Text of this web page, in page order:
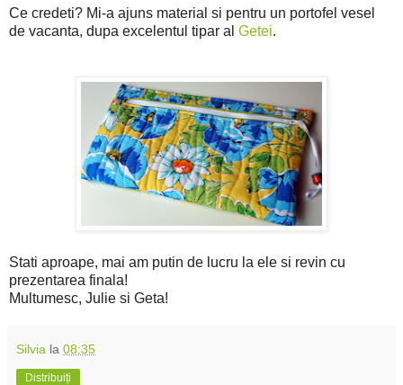
Ce credeti? Mi-a ajuns material si pentru un portofel vesel
de vacanta, dupa excelentul tipar al Getei.
Stati aproape, mai am putin de lucru la ele si revin cu
prezentarea finala!
Multumesc, Julie si Geta!
Silvia la 08:35
Distribuiți